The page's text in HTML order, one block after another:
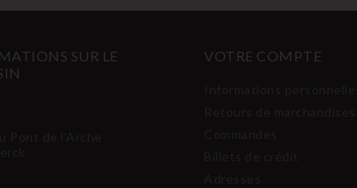
SUR LE
VOTRE COMPTE